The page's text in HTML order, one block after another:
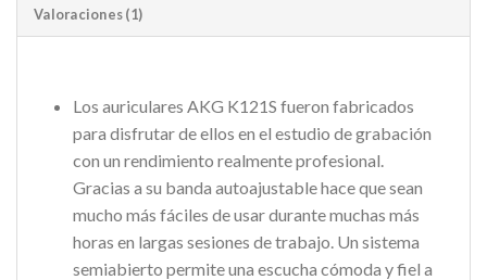
Valoraciones (1)
Los auriculares AKG K121S fueron fabricados
para disfrutar de ellos en el estudio de grabación
con un rendimiento realmente profesional.
Gracias a su banda autoajustable hace que sean
mucho más fáciles de usar durante muchas más
horas en largas sesiones de trabajo. Un sistema
semiabierto permite una escucha cómoda y fiel a